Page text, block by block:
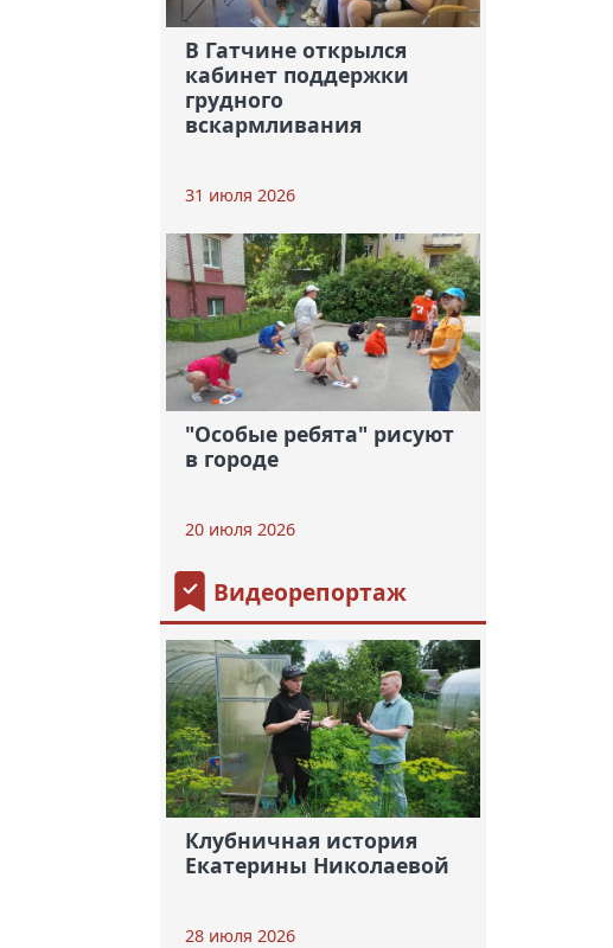
В Гатчине открылся
кабинет поддержки
грудного
вскармливания
31 июля 2026
"Особые ребята" рисуют
в городе
20 июля 2026
Видеорепортаж
Клубничная история
Екатерины Николаевой
28 июля 2026